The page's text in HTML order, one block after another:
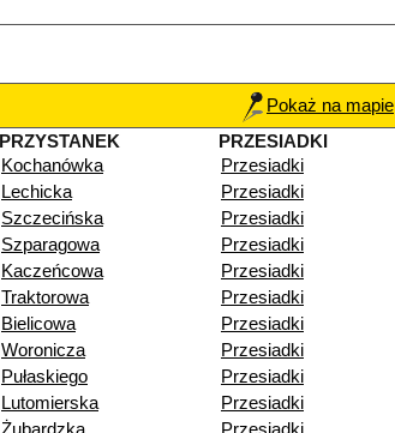
Pokaż na mapie
PRZYSTANEK
PRZESIADKI
Kochanówka
Przesiadki
Lechicka
Przesiadki
Szczecińska
Przesiadki
Szparagowa
Przesiadki
Kaczeńcowa
Przesiadki
Traktorowa
Przesiadki
Bielicowa
Przesiadki
Woronicza
Przesiadki
Pułaskiego
Przesiadki
Lutomierska
Przesiadki